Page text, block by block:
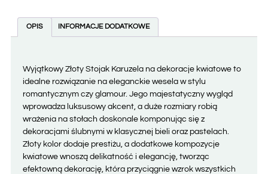
OPIS INFORMACJE DODATKOWE
Wyjątkowy Złoty Stojak Karuzela na dekoracje kwiatowe to
idealne rozwiązanie na eleganckie wesela w stylu
romantycznym czy glamour. Jego majestatyczny wygląd
wprowadza luksusowy akcent, a duże rozmiary robią
wrażenia na stołach doskonale komponując się z
dekoracjami ślubnymi w klasycznej bieli oraz pastelach.
Złoty kolor dodaje prestiżu, a dodatkowe kompozycje
kwiatowe wnoszą delikatność i elegancję, tworząc
efektowną dekorację, która przyciągnie wzrok wszystkich